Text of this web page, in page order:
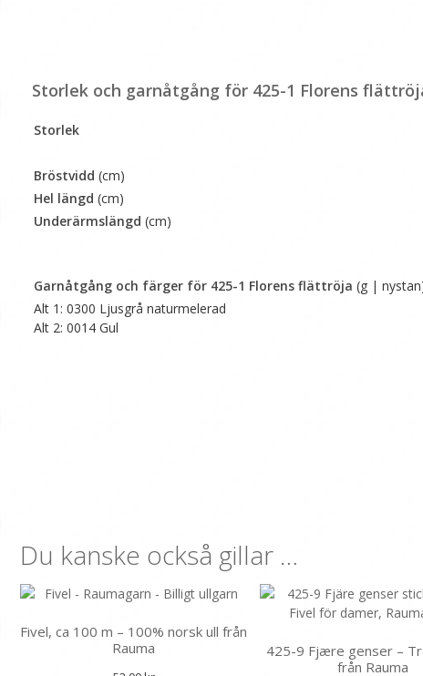
Storlek och garnåtgång för 425-1 Florens
Storlek
Bröstvidd (cm)
Hel längd (cm)
Underärmslängd (cm)
Garnåtgång och färger för 425-1 Florens flättröja (g |
Alt 1: 0300 Ljusgrå naturmelerad
Alt 2: 0014 Gul
Du kanske också gillar …
Fivel, ca 100 m – 100% norsk ull från
Rauma
425-9 Fjære genser –
från Rauma